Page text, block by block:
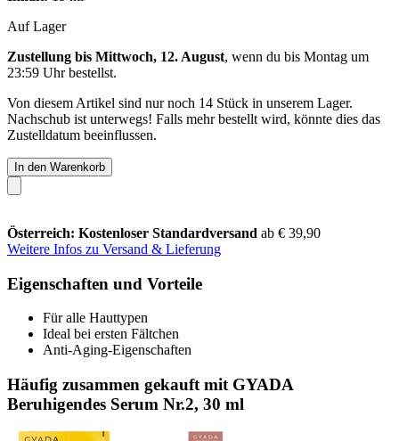
Auf Lager
Zustellung bis Mittwoch, 12. August, wenn du bis Montag um
23:59 Uhrbestellst.
Von diesem Artikel sind nur noch 14 Stück in unserem Lager.
Nachschub ist unterwegs! Falls mehr bestellt wird, könnte dies das
Zustelldatum beeinflussen.
In den Warenkorb
Österreich: Kostenloser Standardversand ab € 39,90
Weitere Infos zu Versand & Lieferung
Eigenschaften und Vorteile
Für alle Hauttypen
Ideal bei ersten Fältchen
Anti-Aging-Eigenschaften
Häufig zusammen gekauft mit GYADA
Beruhigendes Serum Nr.2, 30 ml